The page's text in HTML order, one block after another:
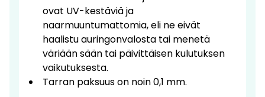
ovat UV-kestäviä ja
naarmuuntumattomia, eli ne eivät
haalistu auringonvalosta tai menetä
väriään sään tai päivittäisen kulutuksen
vaikutuksesta.
Tarran paksuus on noin 0,1 mm.